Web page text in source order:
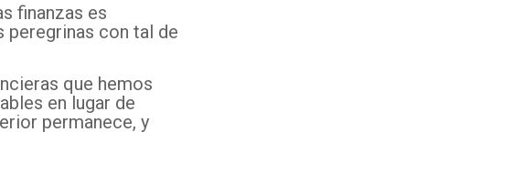
finanzas es
peregrinas con tal de
que hemos
en lugar de
permanece, y